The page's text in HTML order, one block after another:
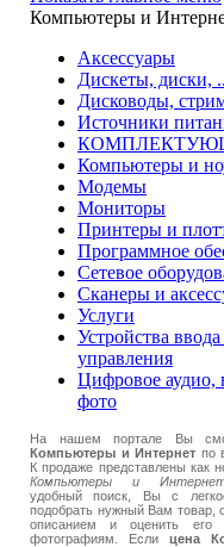
Компьютеры и
Аксессуары
Дискеты, диски,
Дисководы,
Источники
Компьютеры и
Модемы
Мониторы
Принтеры и
Программное
Сетевое
Сканеры и
Услуги
Устройства
управления
Цифровое аудио,
фото
На нашем портале Вы
Компьютеры и Интернет по
К продаже представлены как
Компьютеры и
удобный поиск, Вы с
подобрать нужный Вам товар,
описанием и оценить его
фотографиям. Если цена